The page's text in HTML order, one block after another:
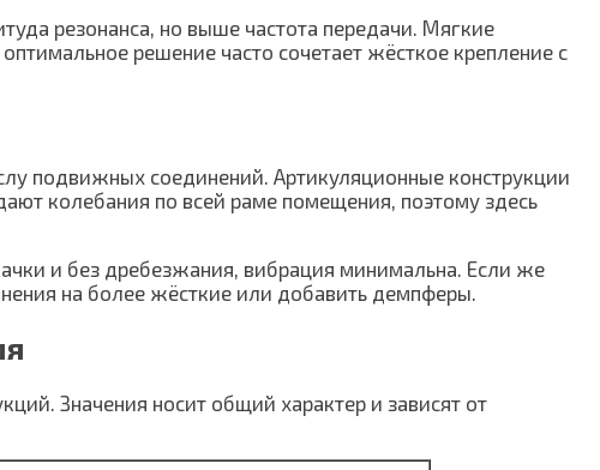
резонанса, но выше частота передачи. Мягкие
решение часто сочетает жёсткое крепление с
подвижных соединений. Артикуляционные конструкции
колебания по всей раме помещения, поэтому здесь
и без дребезжания, вибрация минимальна. Если же
на более жёсткие или добавить демпферы.
Значения носит общий характер и зависят от